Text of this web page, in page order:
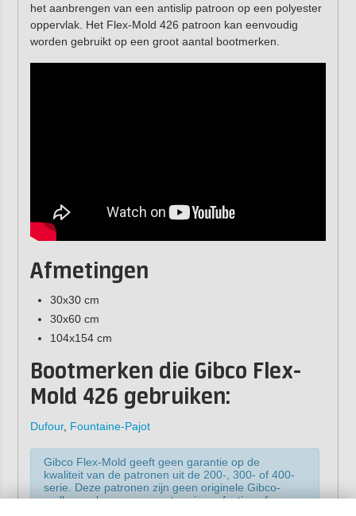
het aanbrengen van een antislip patroon op een polyester
oppervlak. Het Flex-Mold 426 patroon kan eenvoudig
worden gebruikt op een groot aantal bootmerken.
Afmetingen
30x30 cm
30x60 cm
104x154 cm
Bootmerken die Gibco Flex-
Mold 426 gebruiken:
Dufour, Fountaine-Pajot
Gibco Flex-Mold geeft geen garantie op de
kwaliteit van de patronen uit de 200-, 300- of 400-
serie. Deze patronen zijn geen originele Gibco-
mallen en kunnen van nature imperfecties of